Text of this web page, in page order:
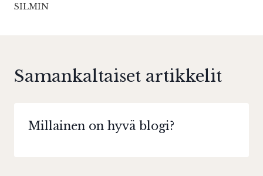
SILMIN
Samankaltaiset artikkelit
Millainen on hyvä blogi?